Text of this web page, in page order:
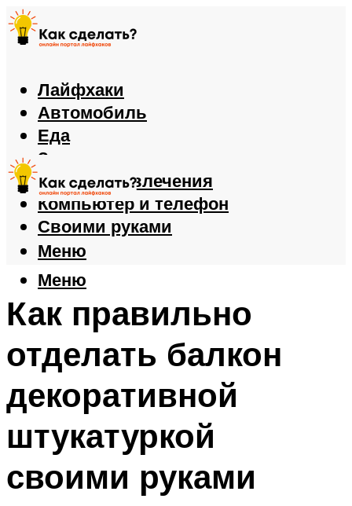
Лайфхаки
Автомобиль
Еда
Здоровье
Игры и развлечения
Компьютер и телефон
Своими руками
Меню
Меню
Как правильно
отделать балкон
декоративной
штукатуркой
своими руками